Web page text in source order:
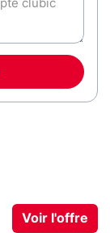
Voir l'offre